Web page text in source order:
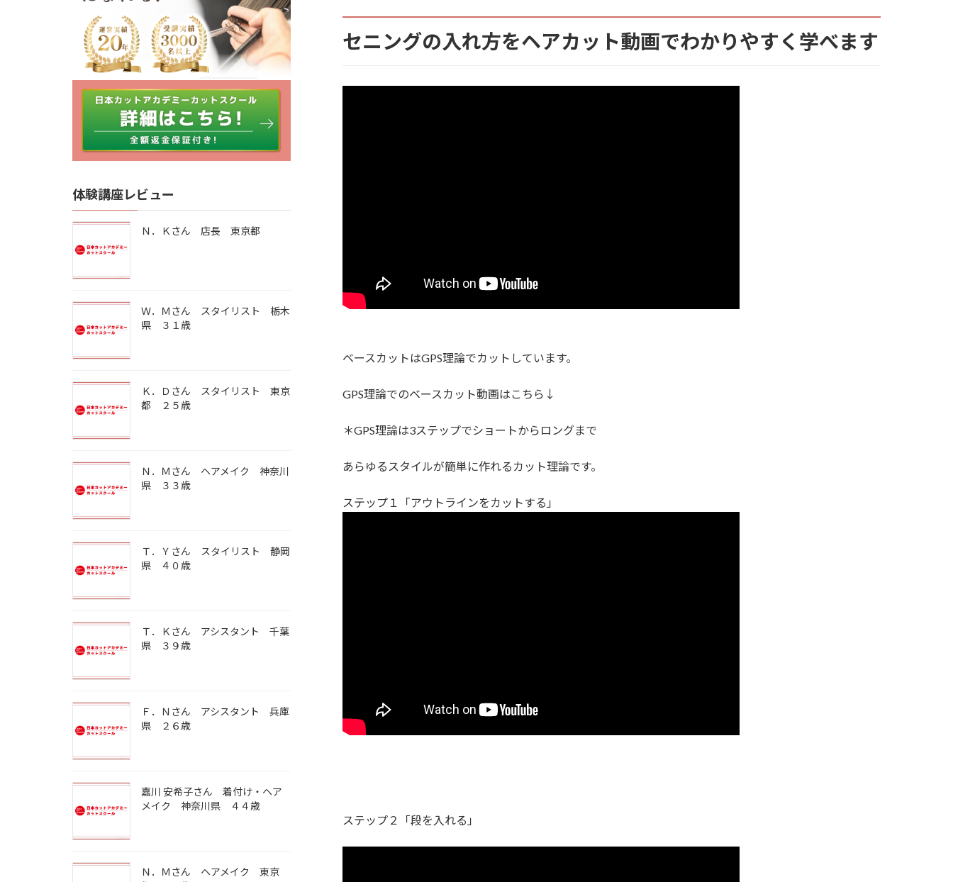
セニングの入れ方をヘアカット動画でわかりやすく学べます
ベースカットはGPS理論でカットしています。
GPS理論でのベースカット動画はこちら↓
＊GPS理論は3ステップでショートからロングまで
あらゆるスタイルが簡単に作れるカット理論です。
ステップ１「アウトラインをカットする」
ステップ２「段を入れる」
体験講座レビュー
Ｎ．Ｋさん 店長 東京都
Ｗ．Ｍさん スタイリスト 栃木
県 ３１歳
Ｋ．Ｄさん スタイリスト 東京
都 ２５歳
Ｎ．Ｍさん ヘアメイク 神奈川
県 ３３歳
Ｔ．Ｙさん スタイリスト 静岡
県 ４０歳
Ｔ．Ｋさん アシスタント 千葉
県 ３９歳
Ｆ．Ｎさん アシスタント 兵庫
県 ２６歳
嘉川 安希子さん 着付け・ヘア
メイク 神奈川県 ４４歳
Ｎ．Ｍさん ヘアメイク 東京